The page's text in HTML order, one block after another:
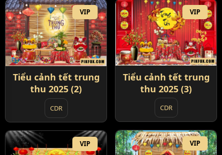
VIP
Tiểu cảnh tết trung
thu 2025 (2)
CDR
VIP
Tiểu cảnh tết trung
thu 2025 (3)
CDR
VIP
VIP